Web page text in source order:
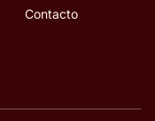
Contacto